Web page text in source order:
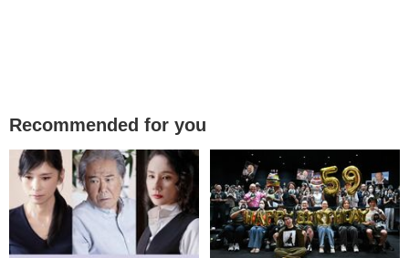
Recommended for you